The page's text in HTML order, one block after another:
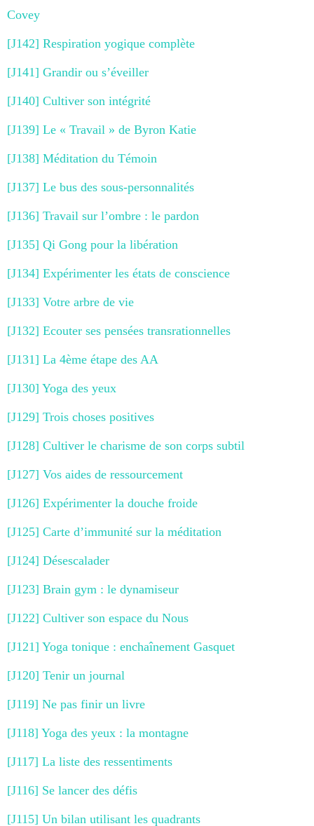
Covey
[J142] Respiration yogique complète
[J141] Grandir ou s’éveiller
[J140] Cultiver son intégrité
[J139] Le « Travail » de Byron Katie
[J138] Méditation du Témoin
[J137] Le bus des sous-personnalités
[J136] Travail sur l’ombre : le pardon
[J135] Qi Gong pour la libération
[J134] Expérimenter les états de conscience
[J133] Votre arbre de vie
[J132] Ecouter ses pensées transrationnelles
[J131] La 4ème étape des AA
[J130] Yoga des yeux
[J129] Trois choses positives
[J128] Cultiver le charisme de son corps subtil
[J127] Vos aides de ressourcement
[J126] Expérimenter la douche froide
[J125] Carte d’immunité sur la méditation
[J124] Désescalader
[J123] Brain gym : le dynamiseur
[J122] Cultiver son espace du Nous
[J121] Yoga tonique : enchaînement Gasquet
[J120] Tenir un journal
[J119] Ne pas finir un livre
[J118] Yoga des yeux : la montagne
[J117] La liste des ressentiments
[J116] Se lancer des défis
[J115] Un bilan utilisant les quadrants